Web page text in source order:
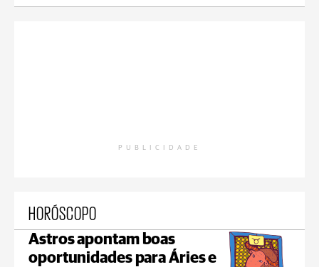
PUBLICIDADE
HORÓSCOPO
Astros apontam boas
oportunidades para Áries e